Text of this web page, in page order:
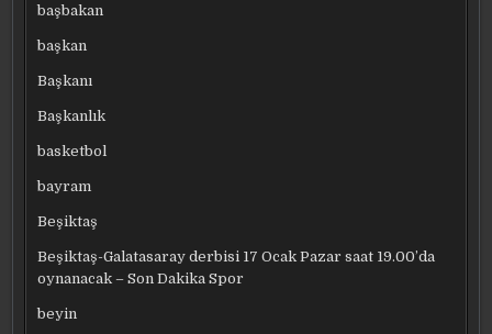
başbakan
başkan
Başkanı
Başkanlık
basketbol
bayram
Beşiktaş
Beşiktaş-Galatasaray derbisi 17 Ocak Pazar saat 19.00’da
oynanacak – Son Dakika Spor
beyin